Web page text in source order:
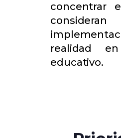
concentrar
realidad
educativo.